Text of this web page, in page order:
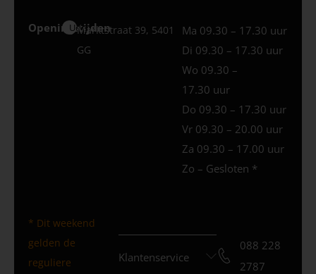
Openingstijden
Uden
Marktstraat 39, 5401
GG
Ma 09.30 – 17.30 uur
Di 09.30 – 17.30 uur
Wo 09.30 –
17.30 uur
Do 09.30 – 17.30 uur
Vr 09.30 – 20.00 uur
Za 09.30 – 17.00 uur
Zo – Gesloten *
* Dit weekend
gelden de
reguliere
Klantenservice
088 228
2787